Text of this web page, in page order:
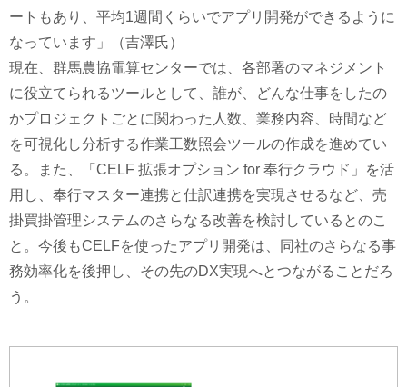
ートもあり、平均1週間くらいでアプリ開発ができるように
なっています」（吉澤氏）
現在、群馬農協電算センターでは、各部署のマネジメント
に役立てられるツールとして、誰が、どんな仕事をしたの
かプロジェクトごとに関わった人数、業務内容、時間など
を可視化し分析する作業工数照会ツールの作成を進めてい
る。また、「CELF 拡張オプション for 奉行クラウド」を活
用し、奉行マスター連携と仕訳連携を実現させるなど、売
掛買掛管理システムのさらなる改善を検討しているとのこ
と。今後もCELFを使ったアプリ開発は、同社のさらなる事
務効率化を後押し、その先のDX実現へとつながることだろ
う。